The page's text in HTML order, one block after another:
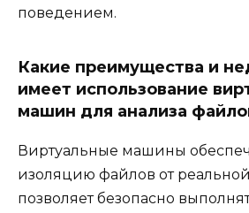
поведением.
Какие преимущества и
имеет использование
машин для анализа
Виртуальные машины
изоляцию файлов от
позволяет безопасно